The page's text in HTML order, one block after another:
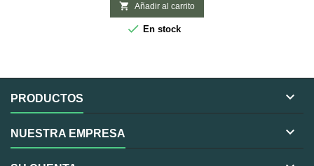
 Añadir al carrito
 En stock
PRODUCTOS 
NUESTRA EMPRESA 